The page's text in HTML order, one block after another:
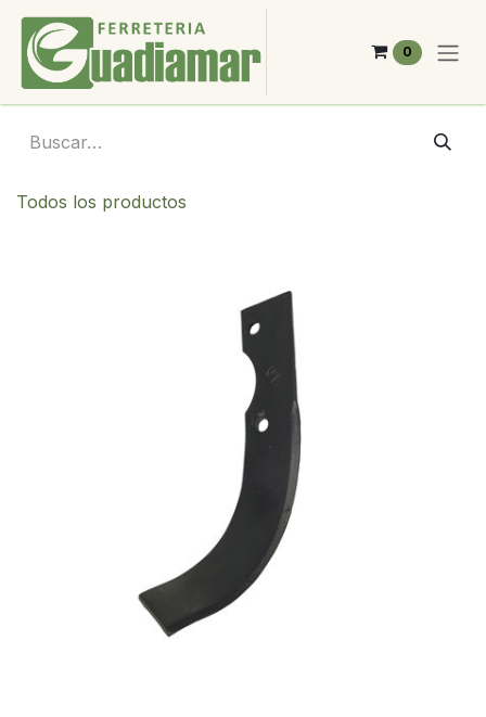
Ir al contenido
0
Todos los productos